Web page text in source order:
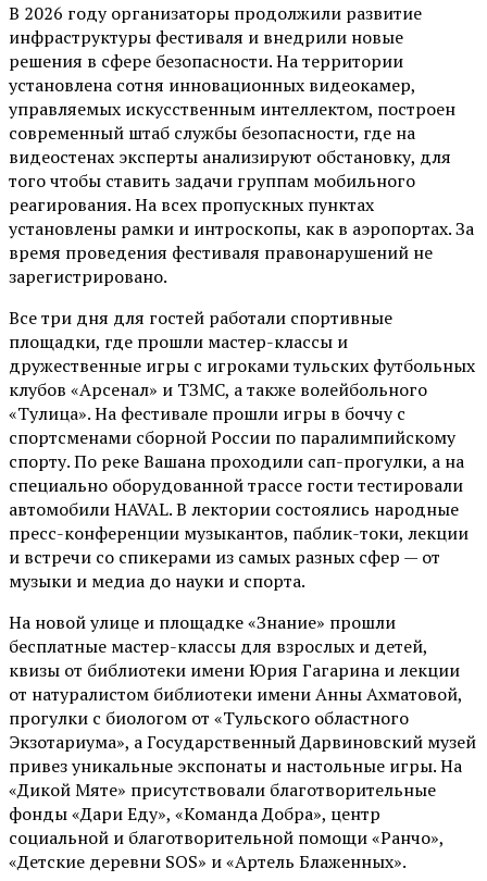
В 2026 году организаторы продолжили развитие
инфраструктуры фестиваля и внедрили новые
решения в сфере безопасности. На территории
установлена сотня инновационных видеокамер,
управляемых искусственным интеллектом, построен
современный штаб службы безопасности, где на
видеостенах эксперты анализируют обстановку, для
того чтобы ставить задачи группам мобильного
реагирования. На всех пропускных пунктах
установлены рамки и интроскопы, как в аэропортах. За
время проведения фестиваля правонарушений не
зарегистрировано.
Все три дня для гостей работали спортивные
площадки, где прошли мастер-классы и
дружественные игры с игроками тульских футбольных
клубов «Арсенал» и ТЗМС, а также волейбольного
«Тулица». На фестивале прошли игры в боччу с
спортсменами сборной России по паралимпийскому
спорту. По реке Вашана проходили сап-прогулки, а на
специально оборудованной трассе гости тестировали
автомобили HAVAL. В лектории состоялись народные
пресс-конференции музыкантов, паблик-токи, лекции
и встречи со спикерами из самых разных сфер — от
музыки и медиа до науки и спорта.
На новой улице и площадке «Знание» прошли
бесплатные мастер-классы для взрослых и детей,
квизы от библиотеки имени Юрия Гагарина и лекции
от натуралистом библиотеки имени Анны Ахматовой,
прогулки с биологом от «Тульского областного
Экзотариума», а Государственный Дарвиновский музей
привез уникальные экспонаты и настольные игры. На
«Дикой Мяте» присутствовали благотворительные
фонды «Дари Еду», «Команда Добра», центр
социальной и благотворительной помощи «Ранчо»,
«Детские деревни SOS» и «Артель Блаженных».